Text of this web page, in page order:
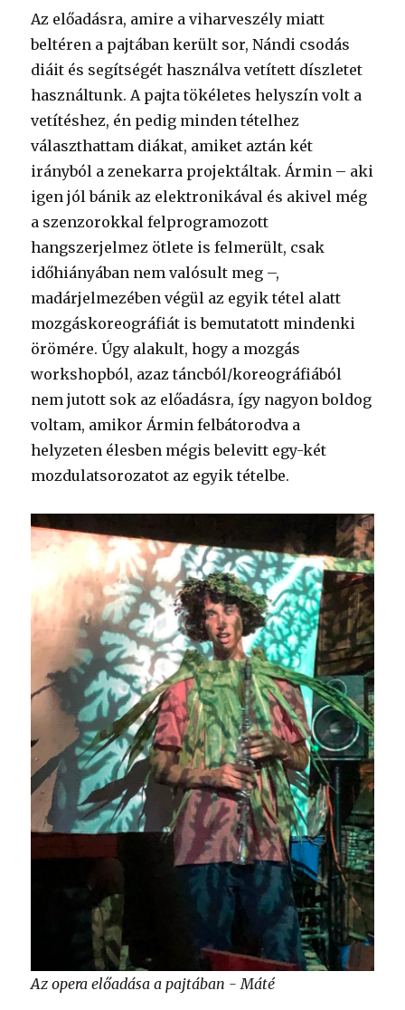
Az előadásra, amire a viharveszély miatt
beltéren a pajtában került sor, Nándi csodás
diáit és segítségét használva vetített díszletet
használtunk. A pajta tökéletes helyszín volt a
vetítéshez, én pedig minden tételhez
választhattam diákat, amiket aztán két
irányból a zenekarra projektáltak. Ármin – aki
igen jól bánik az elektronikával és akivel még
a szenzorokkal felprogramozott
hangszerjelmez ötlete is felmerült, csak
időhiányában nem valósult meg –,
madárjelmezében végül az egyik tétel alatt
mozgáskoreográfiát is bemutatott mindenki
örömére. Úgy alakult, hogy a mozgás
workshopból, azaz táncból/koreográfiából
nem jutott sok az előadásra, így nagyon boldog
voltam, amikor Ármin felbátorodva a
helyzeten élesben mégis belevitt egy-két
mozdulatsorozatot az egyik tételbe.
Az opera előadása a pajtában - Máté